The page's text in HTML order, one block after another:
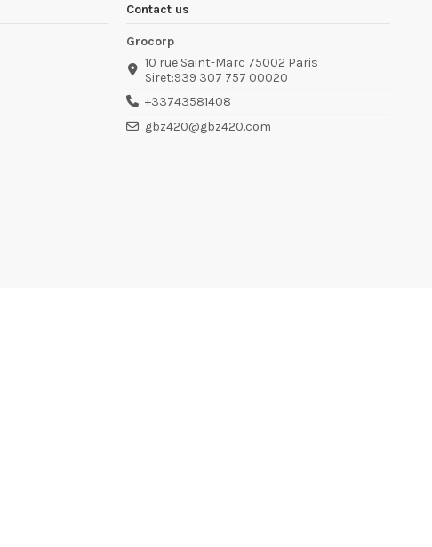
Contact us
Grocorp
10 rue Saint-Marc 75002 Paris
Siret:939 307 757 00020
+33743581408
gbz420@gbz420.com